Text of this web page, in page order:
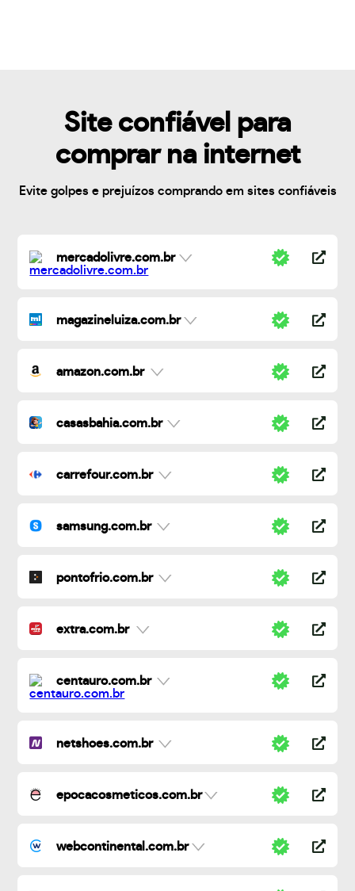
Site confiável para
comprar na internet
Evite golpes e prejuízos comprando em sites confiáveis
mercadolivre.com.br
magazineluiza.com.br
amazon.com.br
casasbahia.com.br
carrefour.com.br
samsung.com.br
pontofrio.com.br
extra.com.br
centauro.com.br
netshoes.com.br
epocacosmeticos.com.br
webcontinental.com.br